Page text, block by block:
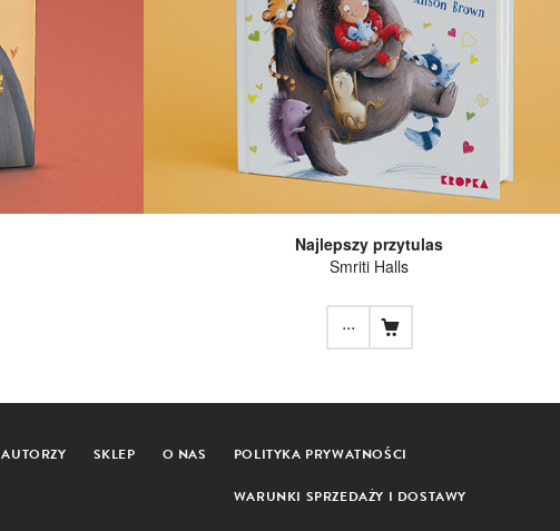
Najlepszy przytulas
Smriti Halls
...
AUTORZY SKLEP O NAS POLITYKA PRYWATNOŚCI
WARUNKI SPRZEDAŻY I DOSTAWY